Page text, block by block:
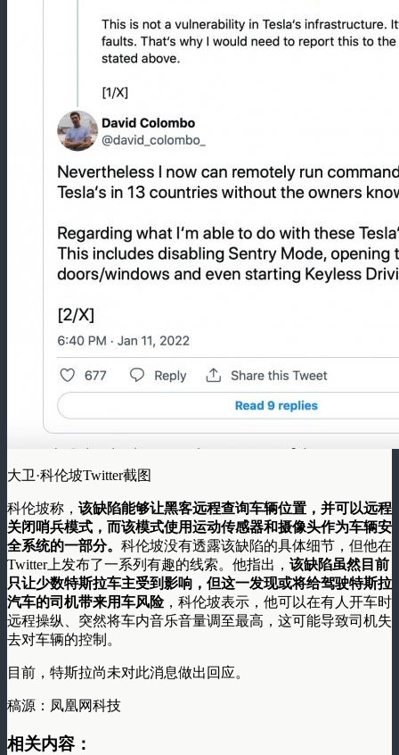
大卫·科伦坡Twitter截图
科伦坡称， 该缺陷能够让黑客远程查询车辆位置，并可以远程
关闭哨兵模式，而该模式使用运动传感器和摄像头作为车辆安
全系统的一部分。 科伦坡没有透露该缺陷的具体细节，但他在
Twitter上发布了一系列有趣的线索。他指出， 该缺陷虽然目前
只让少数特斯拉车主受到影响，但这一发现或将给驾驶特斯拉
汽车的司机带来用车风险，科伦坡表示，他可以在有人开车时
远程操纵、突然将车内音乐音量调至最高，这可能导致司机失
去对车辆的控制。
目前，特斯拉尚未对此消息做出回应。
稿源：凤凰网科技
相关内容：